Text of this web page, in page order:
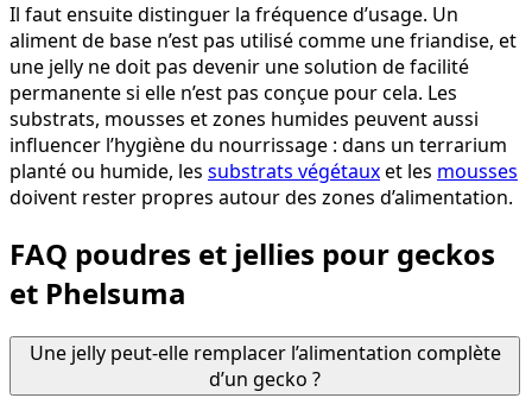
Il faut ensuite distinguer la fréquence d’usage. Un
aliment de base n’est pas utilisé comme une friandise, et
une jelly ne doit pas devenir une solution de facilité
permanente si elle n’est pas conçue pour cela. Les
substrats, mousses et zones humides peuvent aussi
influencer l’hygiène du nourrissage : dans un terrarium
planté ou humide, les substrats végétauxet les mousses
doivent rester propres autour des zones d’alimentation.
FAQ poudres et jellies pour geckos
et Phelsuma
Une jelly peut-elle remplacer l’alimentation complète
d’un gecko ?